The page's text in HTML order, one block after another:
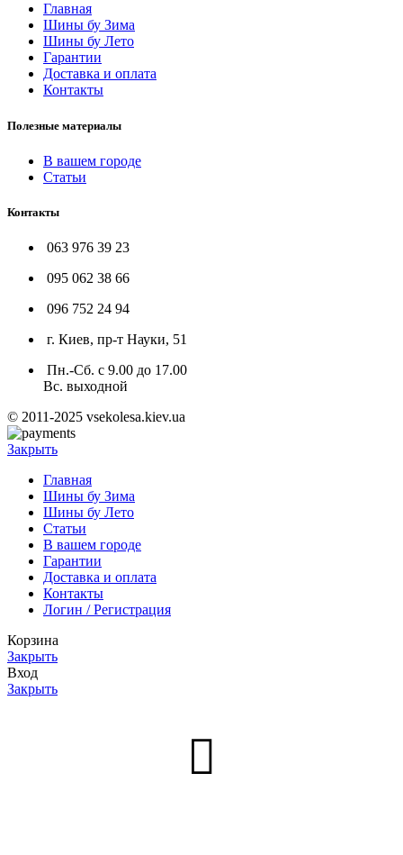
Главная
Шины бу Зима
Шины бу Лето
Гарантии
Доставка и оплата
Контакты
Полезные материалы
В вашем городе
Статьи
Контакты
063 976 39 23
095 062 38 66
096 752 24 94
г. Киев, пр-т Науки, 51
Пн.-Сб. с 9.00 до 17.00
Вс. выходной
© 2011-2025 vsekolesa.kiev.ua
Закрыть
Главная
Шины бу Зима
Шины бу Лето
Статьи
В вашем городе
Гарантии
Доставка и оплата
Контакты
Логин / Регистрация
Корзина
Закрыть
Вход
Закрыть